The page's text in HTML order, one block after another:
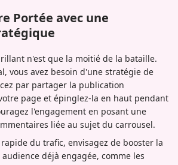
Portée avec une
n'est que la moitié de la bataille.
vous avez besoin d'une stratégie de
par partager la publication
page et épinglez-la en haut pendant
l'engagement en posant une
liée au sujet du carrousel.
du trafic, envisagez de booster la
déjà engagée, comme les